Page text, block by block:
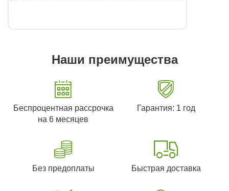
Наши преимущества
Беспроцентная рассрочка
на 6 месяцев
Гарантия: 1 год
Без предоплаты Быстрая доставка